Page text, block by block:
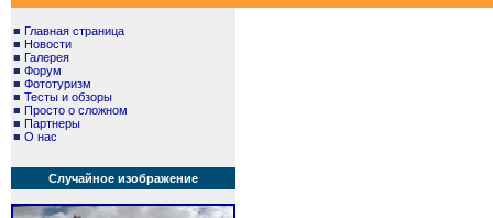
■ Главная страница
■ Новости
■ Галерея
■ Форум
■ Фототуризм
■ Тесты и обзоры
■ Просто о сложном
■ Партнеры
■ О нас
Случайное изображение